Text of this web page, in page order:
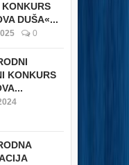
KONKURS
DUŠA«...
0
KONKURS